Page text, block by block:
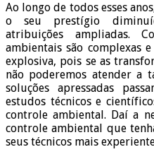
Ao longo de todos esses
o seu prestígio
atribuições ampliadas.
ambientais são complexas
explosiva, pois se as
não poderemos atender a
soluções apressadas
estudos técnicos e
controle ambiental. Daí a
controle ambiental que
seus técnicos mais